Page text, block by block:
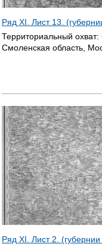
Ряд XI. Лист 13.
Территориальный охват:
Смоленская область,
Ряд XI. Лист 2.